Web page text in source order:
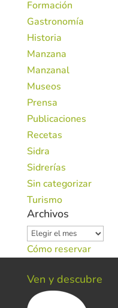
Formación
Gastronomía
Historia
Manzana
Manzanal
Museos
Prensa
Publicaciones
Recetas
Sidra
Sidrerías
Sin categorizar
Turismo
Archivos
Archivos
Cómo reservar
Ven y descubre